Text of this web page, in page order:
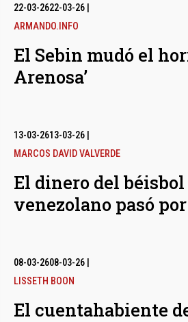
22-03-2622-03-26
ARMANDO.INFO
El Sebin mudó el
Arenosa’
13-03-2613-03-26
MARCOS DAVID VALVERDE
El dinero del
venezolano pasó
08-03-2608-03-26
LISSETH BOON
El cuentahabiente